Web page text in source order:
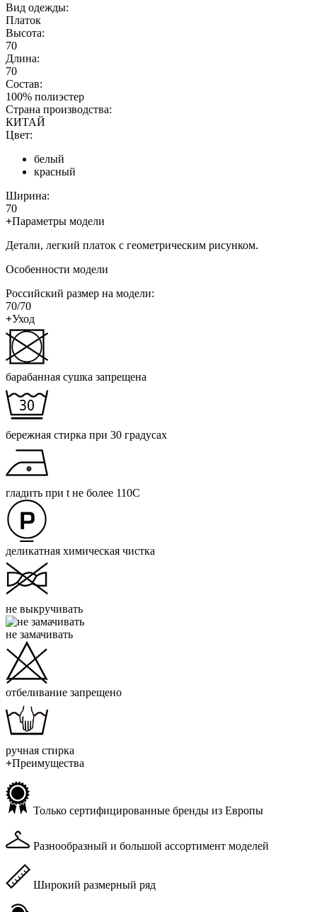
Вид одежды:
Платок
Высота:
70
Длина:
70
Состав:
100% полиэстер
Страна производства:
КИТАЙ
Цвет:
белый
красный
Ширина:
70
+Параметры модели
Детали, легкий платок с геометрическим рисунком.
Особенности модели
Российский размер на модели:
70/70
+Уход
барабанная сушка запрещена
бережная стирка при 30 градусах
гладить при t не более 110С
деликатная химическая чистка
не выкручивать
не замачивать
отбеливание запрещено
ручная стирка
+Преимущества
Только сертифицированные бренды из Европы
Разнообразный и большой ассортимент моделей
Широкий размерный ряд